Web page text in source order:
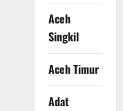
Aceh
Singkil
Aceh Timur
Adat